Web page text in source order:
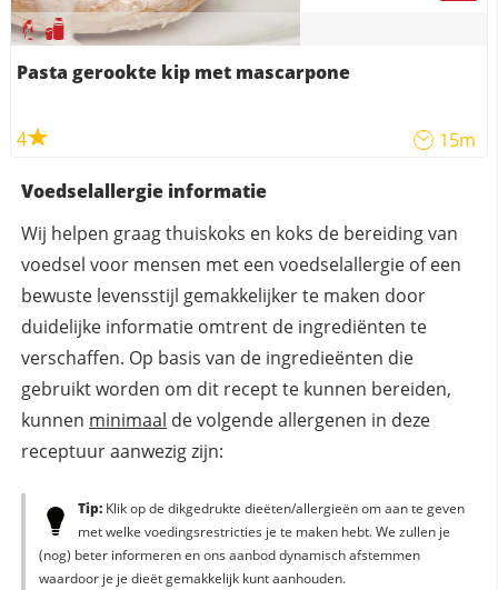
Pasta gerookte kip met mascarpone
4 15m
Voedselallergie informatie
Wij helpen graag thuiskoks en koks de bereiding van
voedsel voor mensen met een voedselallergie of een
bewuste levensstijl gemakkelijker te maken door
duidelijke informatie omtrent de ingrediënten te
verschaffen. Op basis van de ingredieënten die
gebruikt worden om dit recept te kunnen bereiden,
kunnen minimaal de volgende allergenen in deze
receptuur aanwezig zijn:
Tip:Klik op de dikgedrukte dieëten/allergieën om aan te geven
met welke voedingsrestricties je te maken hebt. We zullen je
(nog) beter informeren en ons aanbod dynamisch afstemmen
waardoor je je dieët gemakkelijk kunt aanhouden.